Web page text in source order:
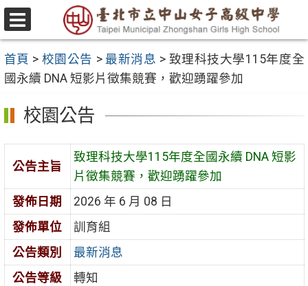
跳
至
要
內
容
區
選
單
首頁 > 校園公告 > 最新消息 > 致理科技大學115年度全
國永續 DNA 短影片徵集競賽，歡迎踴躍參加
校園公告
公告主旨
致理科技大學115年度全國永續 DNA 短影
片徵集競賽，歡迎踴躍參加
發佈日期
2026 年 6 月 08 日
發佈單位
訓育組
公告類別
最新消息
公告等級
轉知